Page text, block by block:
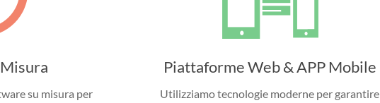
su misura per
Piattaforme Web & APP Mobile
Utilizziamo tecnologie moderne per garantire